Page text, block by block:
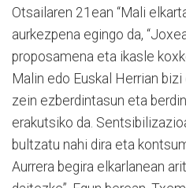
Otsailaren 21ean “Mali
aurkezpena egingo da,
proposamena eta ikasle
Malin edo Euskal Herrian
zein ezberdintasun eta
erakutsiko da.
bultzatu nahi dira eta
Aurrera begira elkarlanean